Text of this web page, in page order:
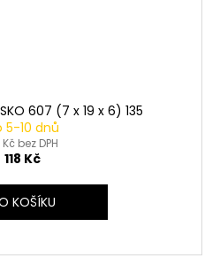
607 (7 x 19 x 6) 135
5-10 dnů
bez DPH
118 Kč
KOŠÍKU